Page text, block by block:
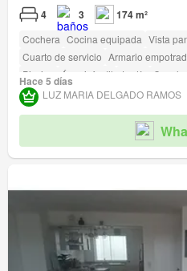
4 3 174 m²
Cochera Cocina equipada Vista
Cuarto de servicio Armario
Piscina
Área infantil Jardín
Hace 5 días
LUZ MARIA DELGADO RAMOS